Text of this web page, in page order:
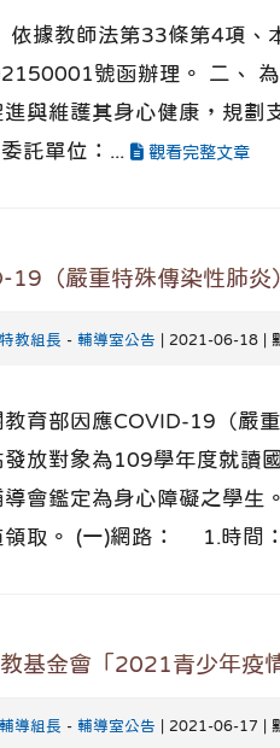
依據教師法第33條第4項
號函辦理。 二、
進與維護其身心健康，規劃
託單位：...
觀看完整文章
19（嚴重特殊傳染性肺
特教組長 -輔導室公告 | 2021-06-18 |
教育部因應COVID-19（嚴
發放對象為109學年度就讀
導會鑑定為身心障礙之學生
領取。 (一)網路： 1.時間
基金會「2021青少年疫
輔導組長 -輔導室公告 | 2021-06-17 |